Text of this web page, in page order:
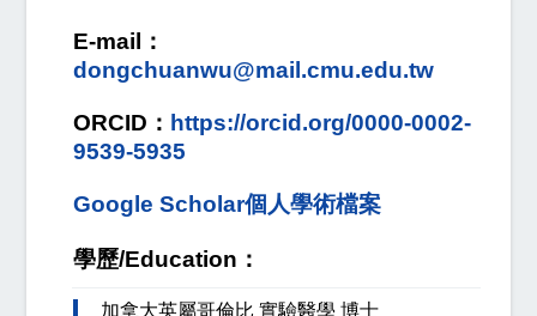
E-mail：
dongchuanwu@mail.cmu.edu.tw
ORCID： https://orcid.org/0000-0002-
9539-5935
Google Scholar個人學術檔案
學歷/Education：
加拿大英屬哥倫比 實驗醫學 博士